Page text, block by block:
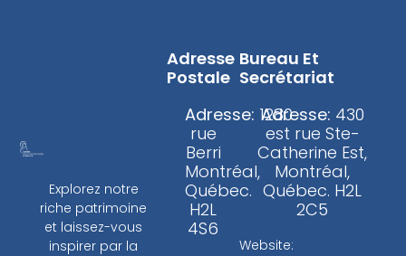
Explorez notre
riche patrimoine
et laissez-vous
inspirer par la
Adresse
Postale
Adresse: 1280
rue
Berri
Montréal,
Québec.
H2L
4S6
Bureau Et
Secrétariat
Adresse: 430
est rue Ste-
Catherine Est,
Montréal,
Québec. H2L
2C5
Website: